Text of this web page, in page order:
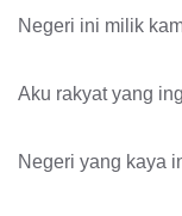
Negeri ini milik
Aku rakyat yang
Negeri yang kaya